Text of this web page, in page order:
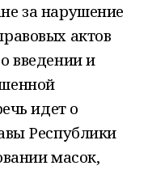
за нарушение
актов
введении и
идет о
Республики
масок,